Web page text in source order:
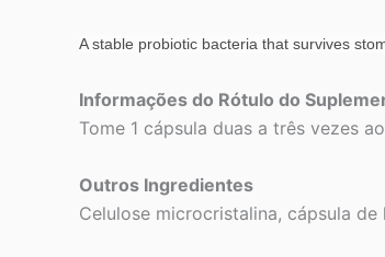
A stable probiotic bacteria that survives
Informações do Rótulo do
Tome 1 cápsula duas a três vezes
Outros Ingredientes
Celulose microcristalina, cápsula